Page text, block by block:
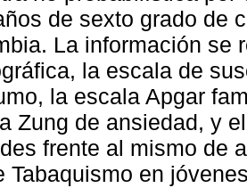
de sexto grado de
La información se
la escala de
la escala Apgar
Zung de ansiedad, y
frente al mismo de
Tabaquismo en